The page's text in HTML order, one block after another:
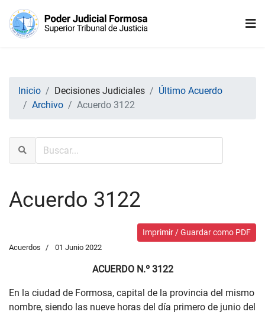
Inicio Decisiones Judiciales
Último Acuerdo
Archivo
Acuerdo 3122
Acuerdo 3122
Imprimir / Guardar como PDF
Acuerdos 01 Junio 2022
ACUERDO N.º 3122
En la ciudad de Formosa, capital de la provincia del mismo
nombre, siendo las nueve horas del día primero de junio del